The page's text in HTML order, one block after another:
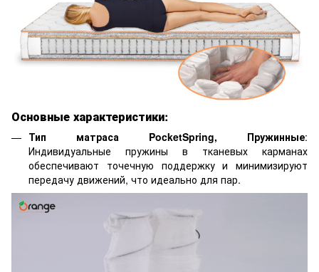
Основные характеристики:
Тип матраса PocketSpring, Пружинные:
Индивидуальные пружины в тканевых карманах
обеспечивают точечную поддержку и минимизируют
передачу движений, что идеально для пар.